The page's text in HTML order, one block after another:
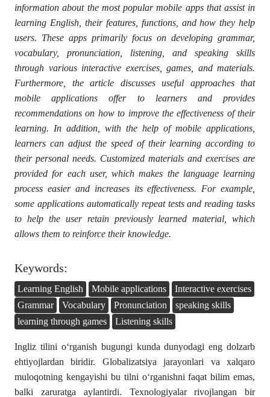
information about the most popular mobile apps that assist in
learning English, their features, functions, and how they help
users. These apps primarily focus on developing grammar,
vocabulary, pronunciation, listening, and speaking skills
through various interactive exercises, games, and materials.
Furthermore, the article discusses useful approaches that
mobile applications offer to learners and provides
recommendations on how to improve the effectiveness of their
learning. In addition, with the help of mobile applications,
learners can adjust the speed of their learning according to
their personal needs. Customized materials and exercises are
provided for each user, which makes the language learning
process easier and increases its effectiveness. For example,
some applications automatically repeat tests and reading tasks
to help the user retain previously learned material, which
allows them to reinforce their knowledge.
Keywords:
Learning English Mobile applications
Interactive exercises
Grammar
Vocabulary Pronunciation
speaking skills
learning through games
Listening skills
Ingliz tilini o‘rganish bugungi kunda dunyodagi eng dolzarb
ehtiyojlardan biridir. Globalizatsiya jarayonlari va xalqaro
muloqotning kengayishi bu tilni o‘rganishni faqat bilim emas,
balki zaruratga aylantirdi. Texnologiyalar rivojlangan bir